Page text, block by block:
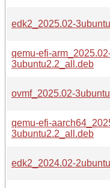
edk2_2025.02-
qemu-efi-
3ubuntu2.2_all.deb
ovmf_2025.02-
qemu-efi-
3ubuntu2.2_all.deb
edk2_2024.02-